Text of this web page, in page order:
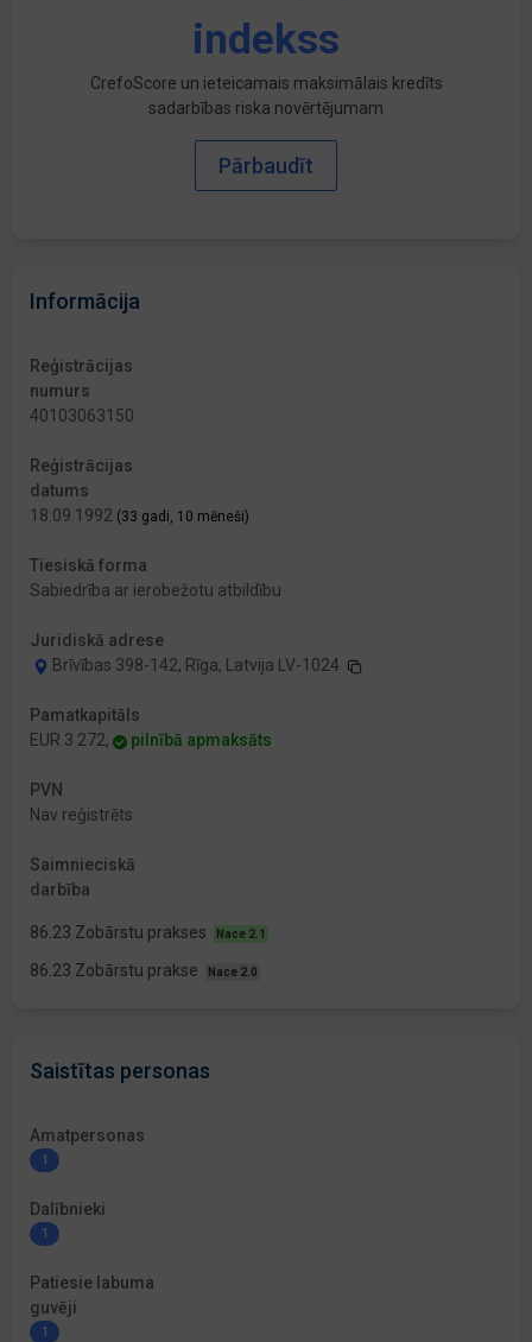
indekss
CrefoScore un ieteicamais maksimālais kredīts
sadarbības riska novērtējumam
Pārbaudīt
Informācija
Reģistrācijas
numurs
40103063150
Reģistrācijas
datums
18.09.1992 (33 gadi, 10 mēneši)
Tiesiskā forma
Sabiedrība ar ierobežotu atbildību
Juridiskā adrese
Brīvības 398-142, Rīga, Latvija LV-1024
Pamatkapitāls
EUR 3 272,
pilnībā apmaksāts
PVN
Nav reģistrēts
Saimnieciskā
darbība
86.23 Zobārstu prakses Nace 2.1
86.23 Zobārstu prakse Nace 2.0
Saistītas personas
Amatpersonas
1
Dalībnieki
1
Patiesie labuma
guvēji
1